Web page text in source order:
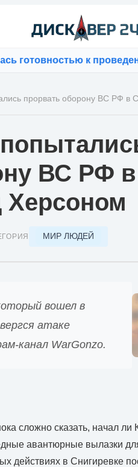
к проведению
прорвать оборону ВС РФ в
ВС РФ в
Херсоном
МИР ЛЮДЕЙ
вошел в
атаке
канал WarGonzo.
сложно сказать, начал
авантюрные вылазки
действиях в Снигиревке